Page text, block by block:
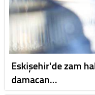
Eskişehir'de zam
damacan…